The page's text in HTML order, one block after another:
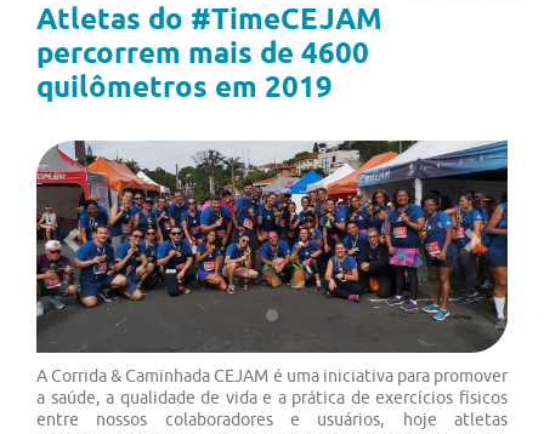
Atletas do #TimeCEJAM
percorrem mais de 4600
quilômetros em 2019
Previous Next
A Corrida & Caminhada CEJAM é uma iniciativa para promover
a saúde, a qualidade de vida e a prática de exercícios físicos
entre nossos colaboradores e usuários, hoje atletas